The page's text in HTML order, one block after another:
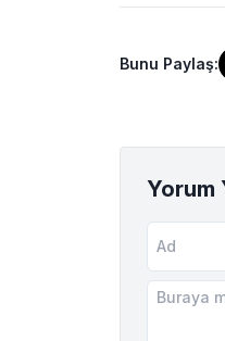
Bunu Paylaş:
Yorum